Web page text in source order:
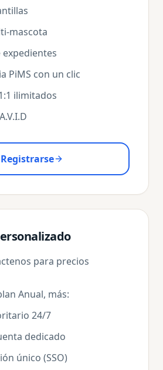
mascota
expedientes
PiMS con un clic
ilimitados
Registrarse
para precios
Anual, más:
24/7
dedicado
único (SSO)